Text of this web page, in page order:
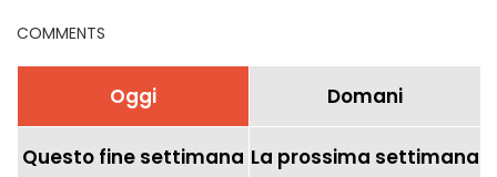
COMMENTS
Oggi Domani
Questo fine settimana La prossima settimana